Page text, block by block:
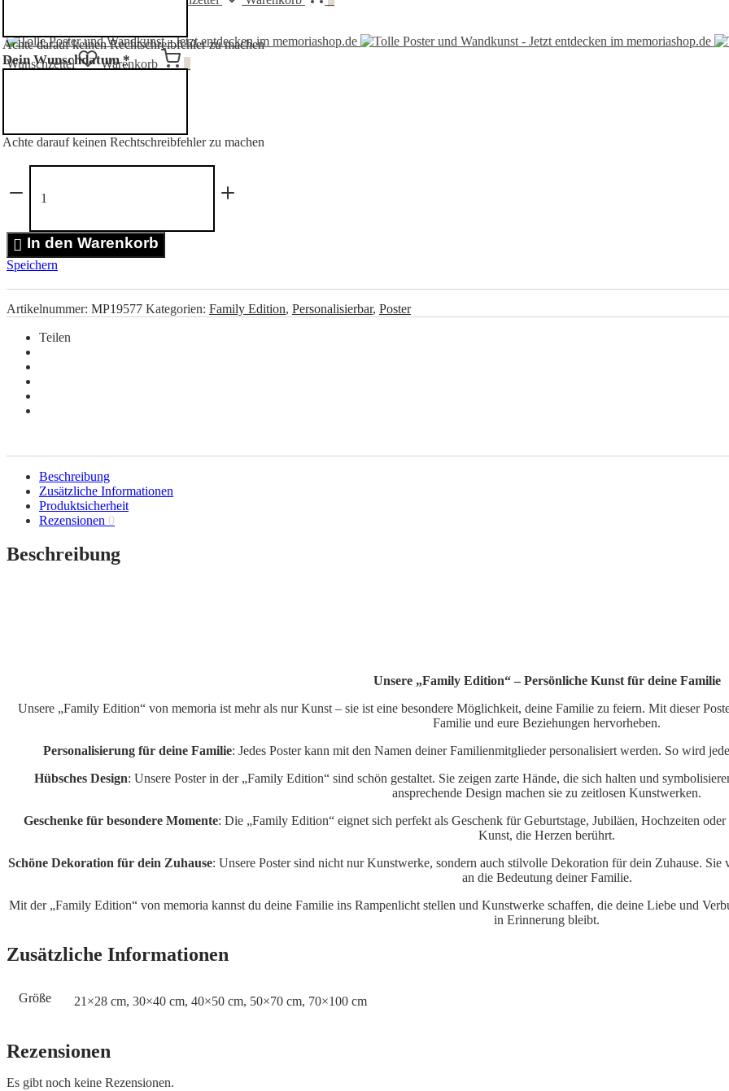
Wunschzettel Warenkorb
Achte darauf keinen Rechtschreibfehler zu machen
Dein Wunschdatum *
Achte darauf keinen Rechtschreibfehler zu machen
Regenbogen
Poster
In den Warenkorb
Speichern
Artikelnummer: MP19577 Kategorien: Family Edition, Personalisierbar, Poster
Teilen
Beschreibung
Zusätzliche Informationen
Produktsicherheit
Rezensionen 0
Beschreibung
Unsere „Family Edition“ – Persönliche Kunst für deine Familie
Unsere „Family Edition“ von memoria ist mehr als nur Kunst – sie ist eine besondere Möglichkeit, deine Familie zu feiern. Mit dieser
Familie und eure Beziehungen hervorheben.
Personalisierung für deine Familie: Jedes Poster kann mit den Namen deiner Familienmitglieder personalisiert werden. So wird
Hübsches Design: Unsere Poster in der „Family Edition“ sind schön gestaltet. Sie zeigen zarte Hände, die sich halten und
ansprechende Design machen sie zu zeitlosen Kunstwerken.
Geschenke für besondere Momente: Die „Family Edition“ eignet sich perfekt als Geschenk für Geburtstage, Jubiläen, Hochzeiten
Kunst, die Herzen berührt.
Schöne Dekoration für dein Zuhause: Unsere Poster sind nicht nur Kunstwerke, sondern auch stilvolle Dekoration für dein Zuhause.
an die Bedeutung deiner Familie.
Mit der „Family Edition“ von memoria kannst du deine Familie ins Rampenlicht stellen und Kunstwerke schaffen, die deine Liebe und
in Erinnerung bleibt.
Zusätzliche Informationen
Größe 21×28 cm, 30×40 cm, 40×50 cm, 50×70 cm, 70×100 cm
Rezensionen
Es gibt noch keine Rezensionen.